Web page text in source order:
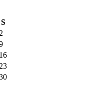
S
2
16
23